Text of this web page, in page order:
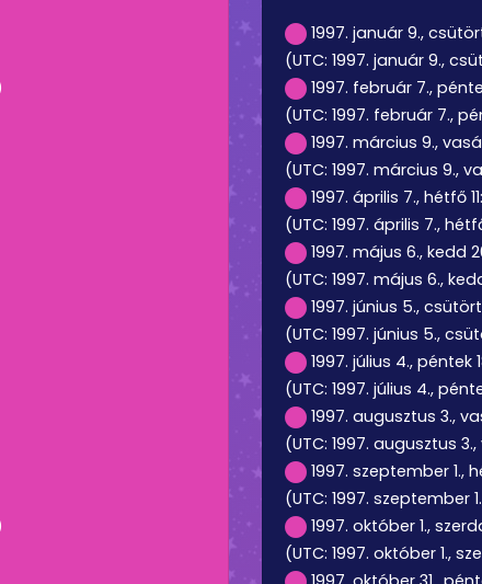
1997. január 9.,
(UTC: 1997. január 9.,
1997. február 7.,
(UTC: 1997. február 7.,
1997. március 9.,
(UTC: 1997. március 9.,
1997. április 7., hétfő
(UTC: 1997. április 7.,
1997. május 6., kedd
(UTC: 1997. május 6.,
1997. június 5.,
(UTC: 1997. június 5.,
1997. július 4., péntek
(UTC: 1997. július 4.,
1997. augusztus 3.,
(UTC: 1997. augusztus
1997. szeptember 1.,
(UTC: 1997. szeptember
1997. október 1.,
(UTC: 1997. október 1.,